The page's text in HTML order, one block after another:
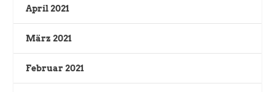
April 2021
März 2021
Februar 2021